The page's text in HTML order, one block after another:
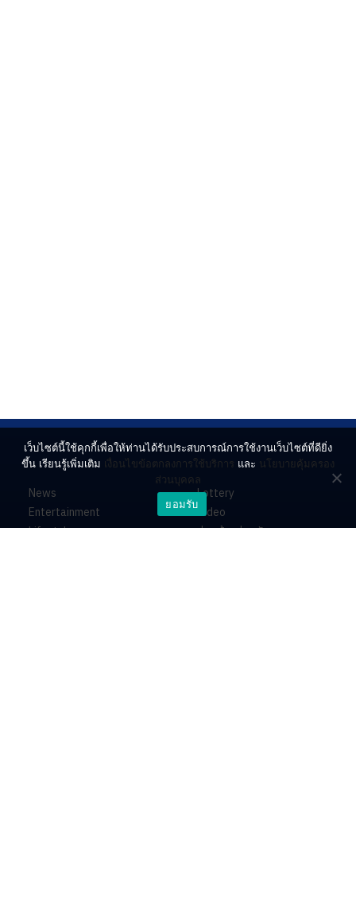
News
Entertainment
Lifestyle
Lottery
Video
ร่วมด้วยช่วยกัน
เว็บไซต์นี้ใช้คุกกี้เพื่อให้ท่านได้รับประสบการณ์การใช้งานเว็บไซต์ที่ดียิ่ง
ขึ้น เรียนรู้เพิ่มเติม เงื่อนไขข้อตกลงการใช้บริการ และ นโยบายคุ้มครอง
ส่วนบุคคล
ยอมรับ